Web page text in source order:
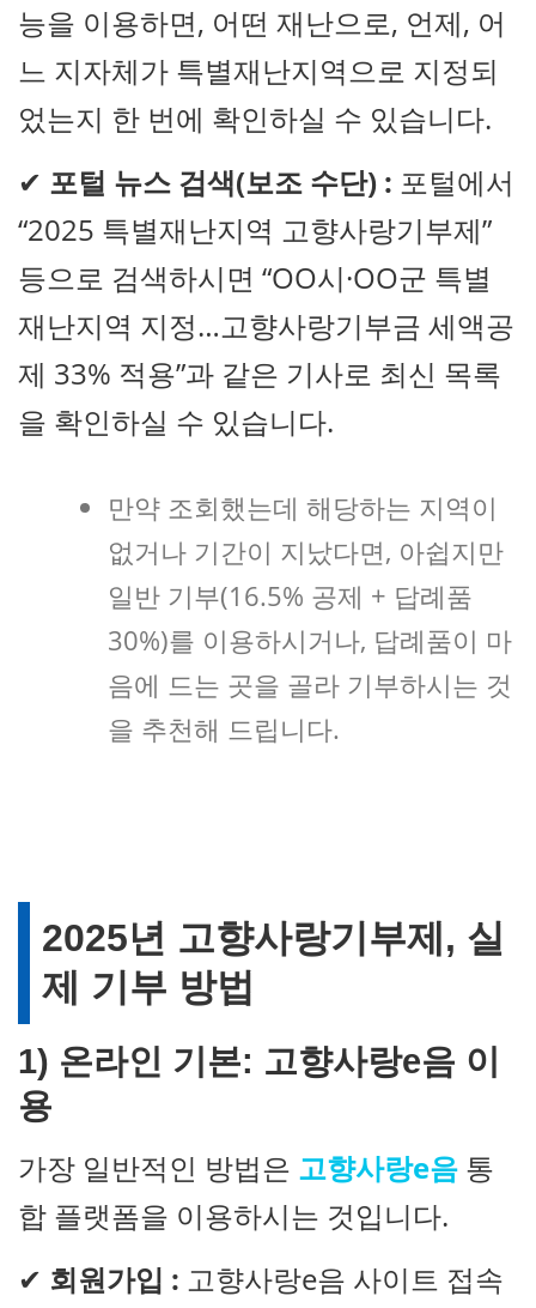
능을 이용하면, 어떤 재난으로, 언제, 어
느 지자체가 특별재난지역으로 지정되
었는지 한 번에 확인하실 수 있습니다.
✔ 포털 뉴스 검색(보조 수단) : 포털에서
“2025 특별재난지역 고향사랑기부제”
등으로 검색하시면 “OO시·OO군 특별
재난지역 지정…고향사랑기부금 세액공
제 33% 적용”과 같은 기사로 최신 목록
을 확인하실 수 있습니다.
만약 조회했는데 해당하는 지역이
없거나 기간이 지났다면, 아쉽지만
일반 기부(16.5% 공제 + 답례품
30%)를 이용하시거나, 답례품이 마
음에 드는 곳을 골라 기부하시는 것
을 추천해 드립니다.
2025년 고향사랑기부제, 실
제 기부 방법
1) 온라인 기본: 고향사랑e음 이
용
가장 일반적인 방법은 고향사랑e음 통
합 플랫폼을 이용하시는 것입니다.
✔ 회원가입 : 고향사랑e음 사이트 접속